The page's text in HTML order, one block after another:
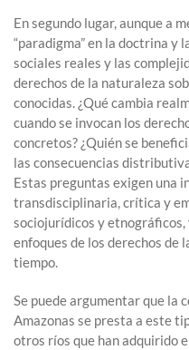
En segundo lugar, aunque a
“paradigma” en la doctrina y
sociales reales y las
derechos de la naturaleza
conocidas. ¿Qué cambia
cuando se invocan los
concretos? ¿Quién se
las consecuencias
Estas preguntas exigen una
transdisciplinaria, crítica y
sociojurídicos y
enfoques de los derechos de
tiempo.
Se puede argumentar que la
Amazonas se presta a este
otros ríos que han adquirido